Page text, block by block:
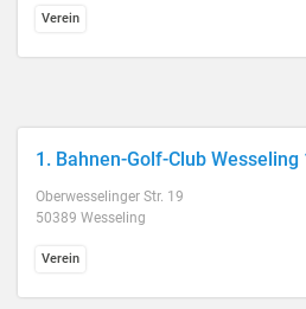
Verein
1. Bahnen-Golf-Club Wesseling
Oberwesselinger Str. 19
50389 Wesseling
Verein